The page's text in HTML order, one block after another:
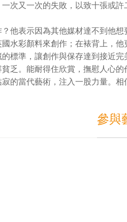
次又一次的失敗，以致十張或
他表示因為其他媒材達不到他
水彩顏料來創作；在裱背上，
標準，讓創作與保存達到接近完
乏。能耐得住欣賞，撫慰人心
的當代藝術，注入一股力量。
參與